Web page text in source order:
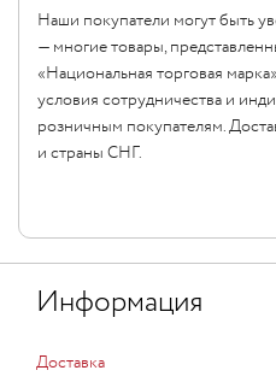
Наши покупатели могут быть
— многие товары,
«Национальная торговая
условия сотрудничества и
розничным покупателям.
и страны СНГ.
Информация
Доставка